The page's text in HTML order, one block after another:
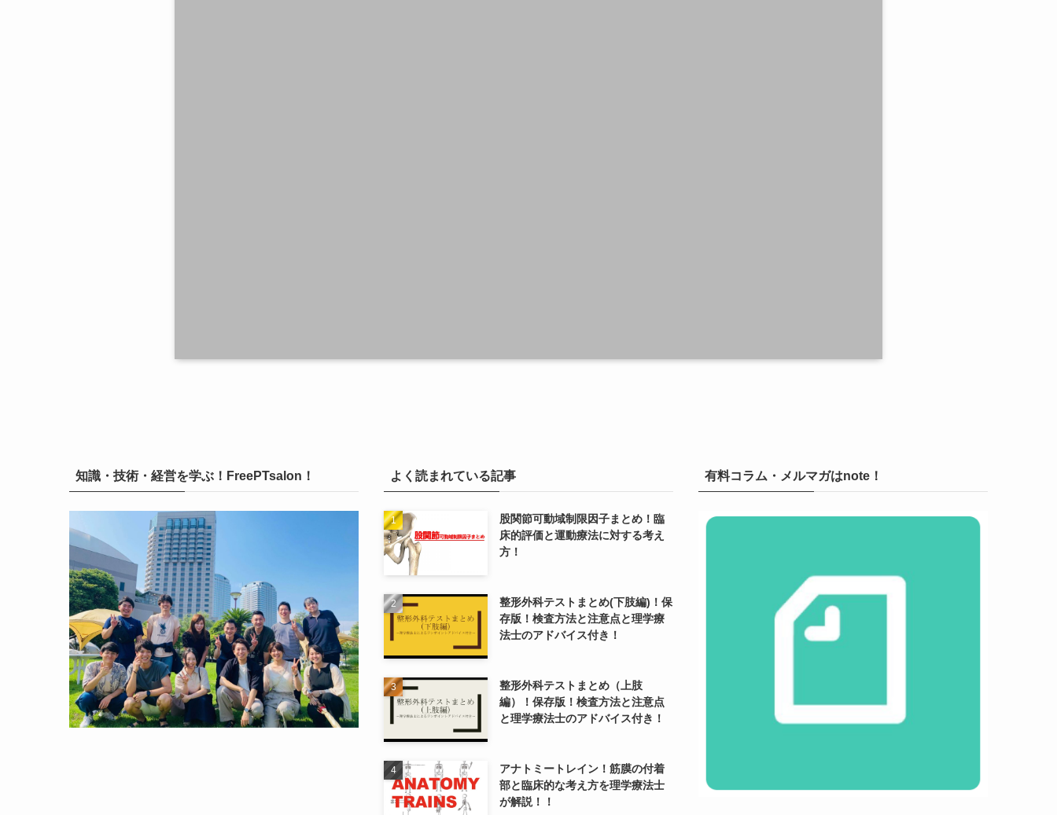
知識・技術・経営を学ぶ！FreePTsalon！ よく読まれている記事
股関節可動域制限因子まとめ！臨
床的評価と運動療法に対する考え
方！
整形外科テストまとめ(下肢編)！保
存版！検査方法と注意点と理学療
法士のアドバイス付き！
整形外科テストまとめ（上肢
編）！保存版！検査方法と注意点
と理学療法士のアドバイス付き！
アナトミートレイン！筋膜の付着
部と臨床的な考え方を理学療法士
が解説！！
有料コラム・メルマガはnote！